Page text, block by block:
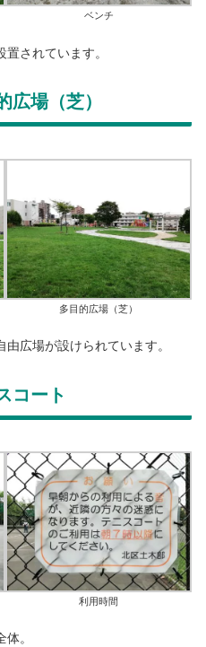
ベンチ
されています。
広場（芝）
多目的広場（芝）
広場が設けられています。
コート
利用時間
。